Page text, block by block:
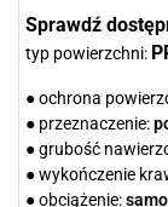
Sprawdź
typ powierzchni:
● ochrona
● przeznaczenie:
● grubość
● wykończenie
● obciążenie: